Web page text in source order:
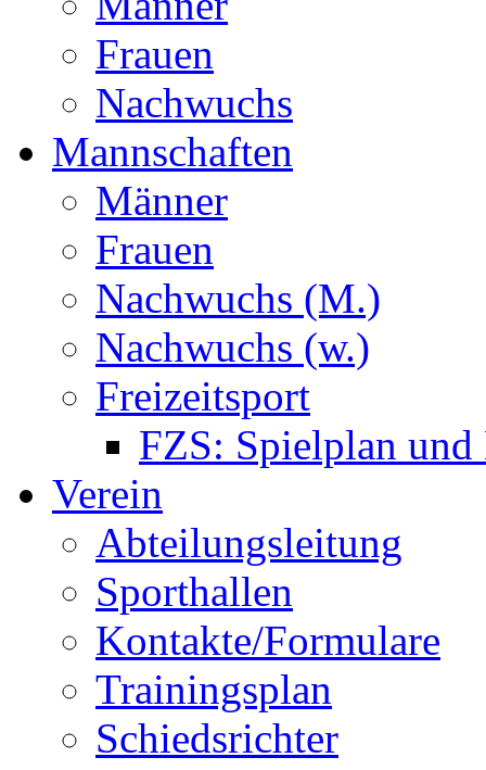
Frauen
Nachwuchs
Mannschaften
Männer
Frauen
Nachwuchs (M.)
Nachwuchs (w.)
Freizeitsport
FZS: Spielplan und
Verein
Abteilungsleitung
Sporthallen
Kontakte/Formulare
Trainingsplan
Schiedsrichter